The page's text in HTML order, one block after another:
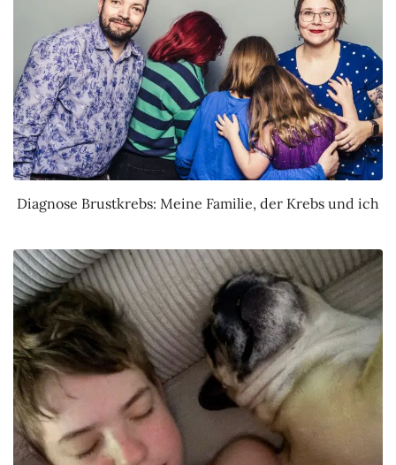
Diagnose Brustkrebs: Meine Familie, der Krebs und ich